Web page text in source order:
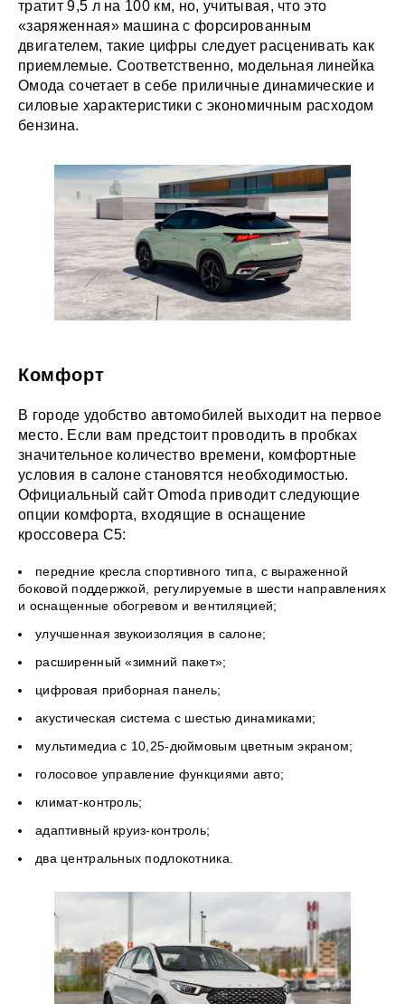
тратит 9,5 л на 100 км, но, учитывая, что это
«заряженная» машина с форсированным
двигателем, такие цифры следует расценивать как
приемлемые. Соответственно, модельная линейка
Омода сочетает в себе приличные динамические и
силовые характеристики с экономичным расходом
бензина.
Комфорт
В городе удобство автомобилей выходит на первое
место. Если вам предстоит проводить в пробках
значительное количество времени, комфортные
условия в салоне становятся необходимостью.
Официальный сайт Omoda приводит следующие
опции комфорта, входящие в оснащение
кроссовера C5:
передние кресла спортивного типа, с выраженной
боковой поддержкой, регулируемые в шести направлениях
и оснащенные обогревом и вентиляцией;
улучшенная звукоизоляция в салоне;
расширенный «зимний пакет»;
цифровая приборная панель;
акустическая система с шестью динамиками;
мультимедиа с 10,25-дюймовым цветным экраном;
голосовое управление функциями авто;
климат-контроль;
адаптивный круиз-контроль;
два центральных подлокотника.